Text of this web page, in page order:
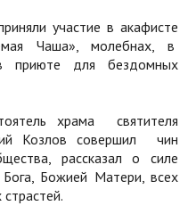
участие в акафисте
Чаша», молебнах, в
приюте для бездомных
храма святителя
Козлов совершил чин
рассказал о силе
Божией Матери, всех